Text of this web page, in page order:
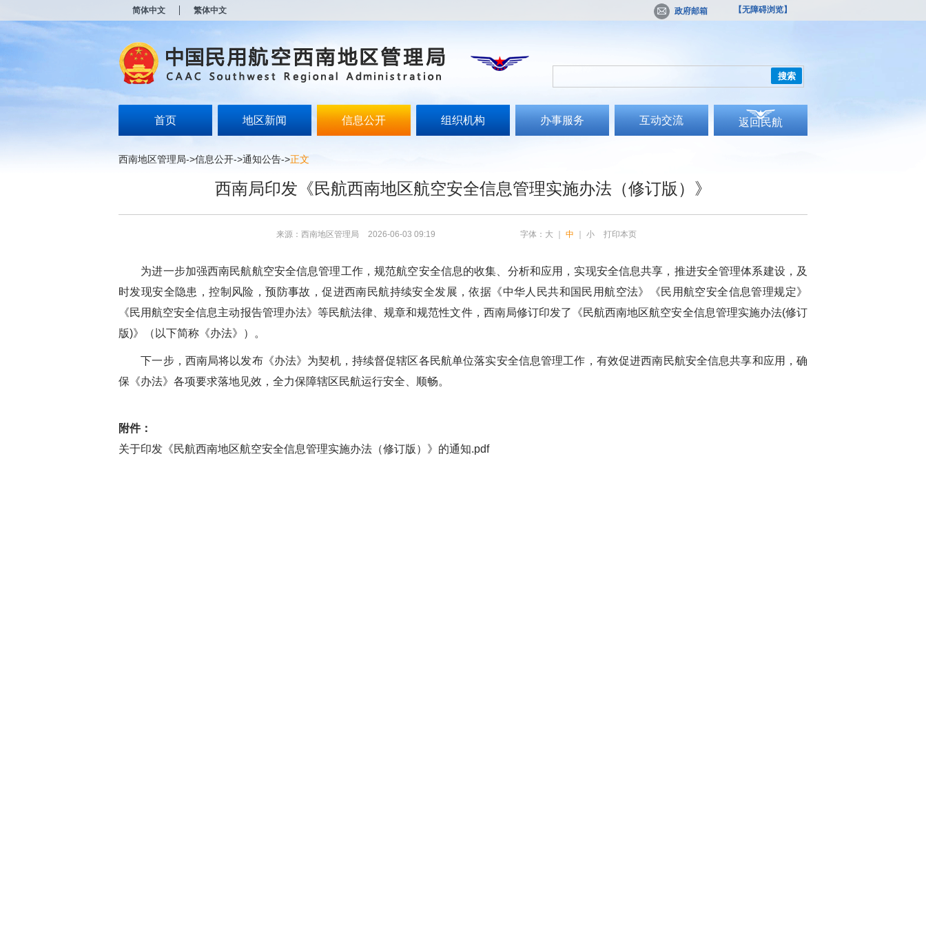
简体中文 繁体中文 政府邮箱 【无障碍浏览】
搜索
首页 地区新闻 信息公开 组织机构 办事服务 互动交流 返回民航
西南地区管理局->信息公开->通知公告->正文
西南局印发《民航西南地区航空安全信息管理实施办法（修订版）》
来源：西南地区管理局 2026-06-03 09:19 字体： 大 中 小 打印本页
为进一步加强西南民航航空安全信息管理工作，规范航空安全信息的收集、分析和应用，实现安全信息共享，推进安全管理体系建设，及
时发现安全隐患，控制风险，预防事故，促进西南民航持续安全发展，依据《中华人民共和国民用航空法》《民用航空安全信息管理规定》
《民用航空安全信息主动报告管理办法》等民航法律、规章和规范性文件， 西南局修订印发了《民航西南地区航空安全信息管理实施办法(修订
版)》
（以下简称《办法》） 。
下一步，西南局将以发布《办法》为契机，持续督促辖区各民航单位落实安全信息管理工作 ，有效促进西南民航安全信息共享和应用，确
保 《办法》 各项要求落地见效， 全力保障辖区民航运行安全、顺畅。
附件：
关于印发《民航西南地区航空安全信息管理实施办法（修订版）》的通知.pdf
打
无
障